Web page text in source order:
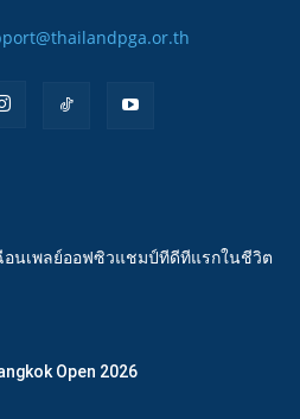
นเพลย์ออฟซิวแชมป์ทีดีทีแรกในชีวิต
Open 2026